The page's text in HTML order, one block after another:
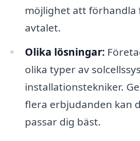
möjlighet att förhandla
avtalet.
Olika lösningar:
olika typer av
installationstekniker.
flera erbjudanden kan
passar dig bäst.